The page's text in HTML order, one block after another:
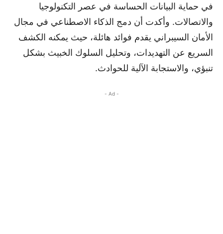
في حماية البيانات الحساسة في عصر التكنولوجيا
والاتصالات. وأكدت أن دمج الذكاء الاصطناعي في مجال
الأمان السيبراني يقدم فوائد هائلة، حيث يمكنه الكشف
السريع عن التهديدات، وتحليل السلوك الخبيث بشكل
تنبؤي، والاستجابة الآلية للحوادث.
- Ad -